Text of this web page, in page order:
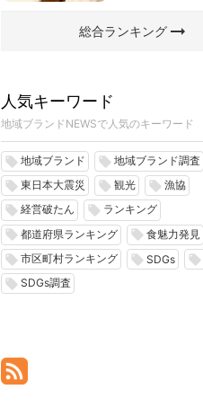
総合ランキングarrow_right_alt
人気キーワード
地域ブランドNEWSで人気のキーワード
local_offer 地域ブランド local_offer 地域ブランド調査
local_offer 東日本大震災 local_offer 観光 local_offer 漁協
local_offer 経営破たん local_offer ランキング
local_offer 都道府県ランキング local_offer 食魅力発見
local_offer 市区町村ランキング local_offer SDGs local_offer
local_offer SDGs調査